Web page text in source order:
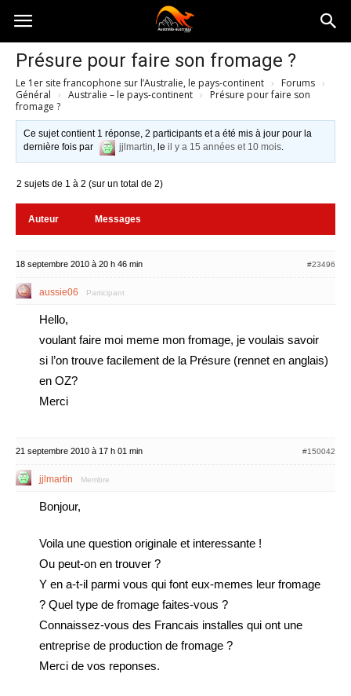
Australia-
australie.com
Présure pour faire son fromage ?
Le 1er site francophone sur l’Australie, le pays-continent › Forums ›
Général › Australie – le pays-continent ›
Présure pour faire son
fromage ?
Ce sujet contient 1 réponse, 2 participants et a été mis à jour pour la
dernière fois par
jjlmartin, leil y a 15 années et 10 mois.
2 sujets de 1 à 2 (sur un total de 2)
Auteur Messages
18 septembre 2010 à 20 h 46 min #23496
aussie06 Participant
Hello,
voulant faire moi meme mon fromage, je voulais savoir
si l’on trouve facilement de la Présure (rennet en anglais)
en OZ?
Merci
21 septembre 2010 à 17 h 01 min #150042
jjlmartin Membre
Bonjour,
Voila une question originale et interessante !
Ou peut-on en trouver ?
Y en a-t-il parmi vous qui font eux-memes leur fromage
? Quel type de fromage faites-vous ?
Connaissez-vous des Francais installes qui ont une
entreprise de production de fromage ?
Merci de vos reponses.